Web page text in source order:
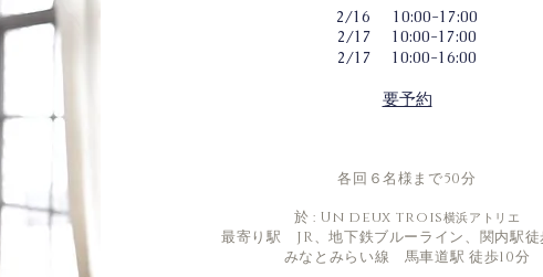
2/16 10:00-17:00
2/17 10:00-17:00
2/17 10:00-16:00
要予約
各回６名様まで50分
於 : Un deux trois横浜アトリエ
最寄り駅 JR、地下鉄ブルーライン、関内駅
みなとみらい線 馬車道駅 徒歩10分